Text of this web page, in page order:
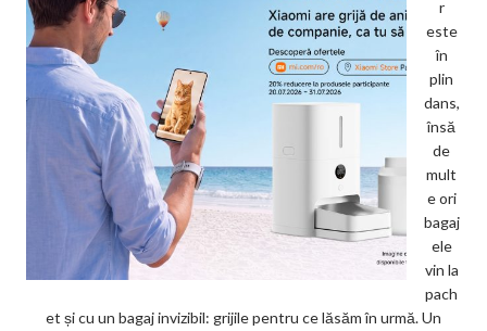
r
este
în
plin
dans,
însă
de
mult
e ori
bagaj
ele
vin la
pach
et și cu un bagaj invizibil: grijile pentru ce lăsăm în urmă. Un